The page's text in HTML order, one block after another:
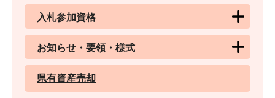
入札参加資格
お知らせ・要領・様式
県有資産売却